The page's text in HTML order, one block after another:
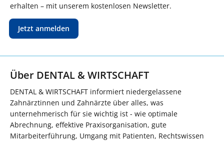
erhalten – mit unserem kostenlosen Newsletter.
Jetzt anmelden
Über DENTAL & WIRTSCHAFT
DENTAL & WIRTSCHAFT informiert niedergelassene
Zahnärztinnen und Zahnärzte über alles, was
unternehmerisch für sie wichtig ist - wie optimale
Abrechnung, effektive Praxisorganisation, gute
Mitarbeiterführung, Umgang mit Patienten, Rechtswissen